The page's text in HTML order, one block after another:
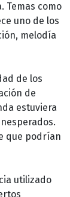
Temas como
uno de los
melodía
de los
de
estuviera
que podrían
utilizado